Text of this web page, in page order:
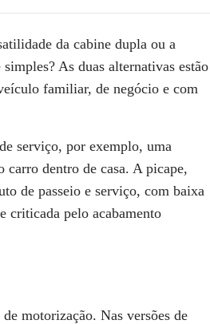
da cabine dupla ou a
As duas alternativas estão
familiar, de negócio e com
serviço, por exemplo, uma
carro dentro de casa. A picape,
de passeio e serviço, com baixa
criticada pelo acabamento
motorização. Nas versões de